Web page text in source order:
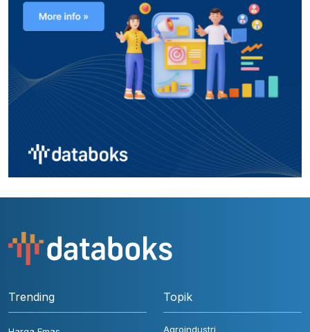
Trending Topik
Agroindustri